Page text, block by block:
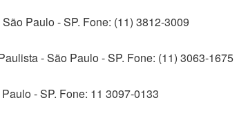
Paulo - SP. Fone: (11) 3812-3009
- São Paulo - SP. Fone: (11) 3063-1675
- SP. Fone: 11 3097-0133